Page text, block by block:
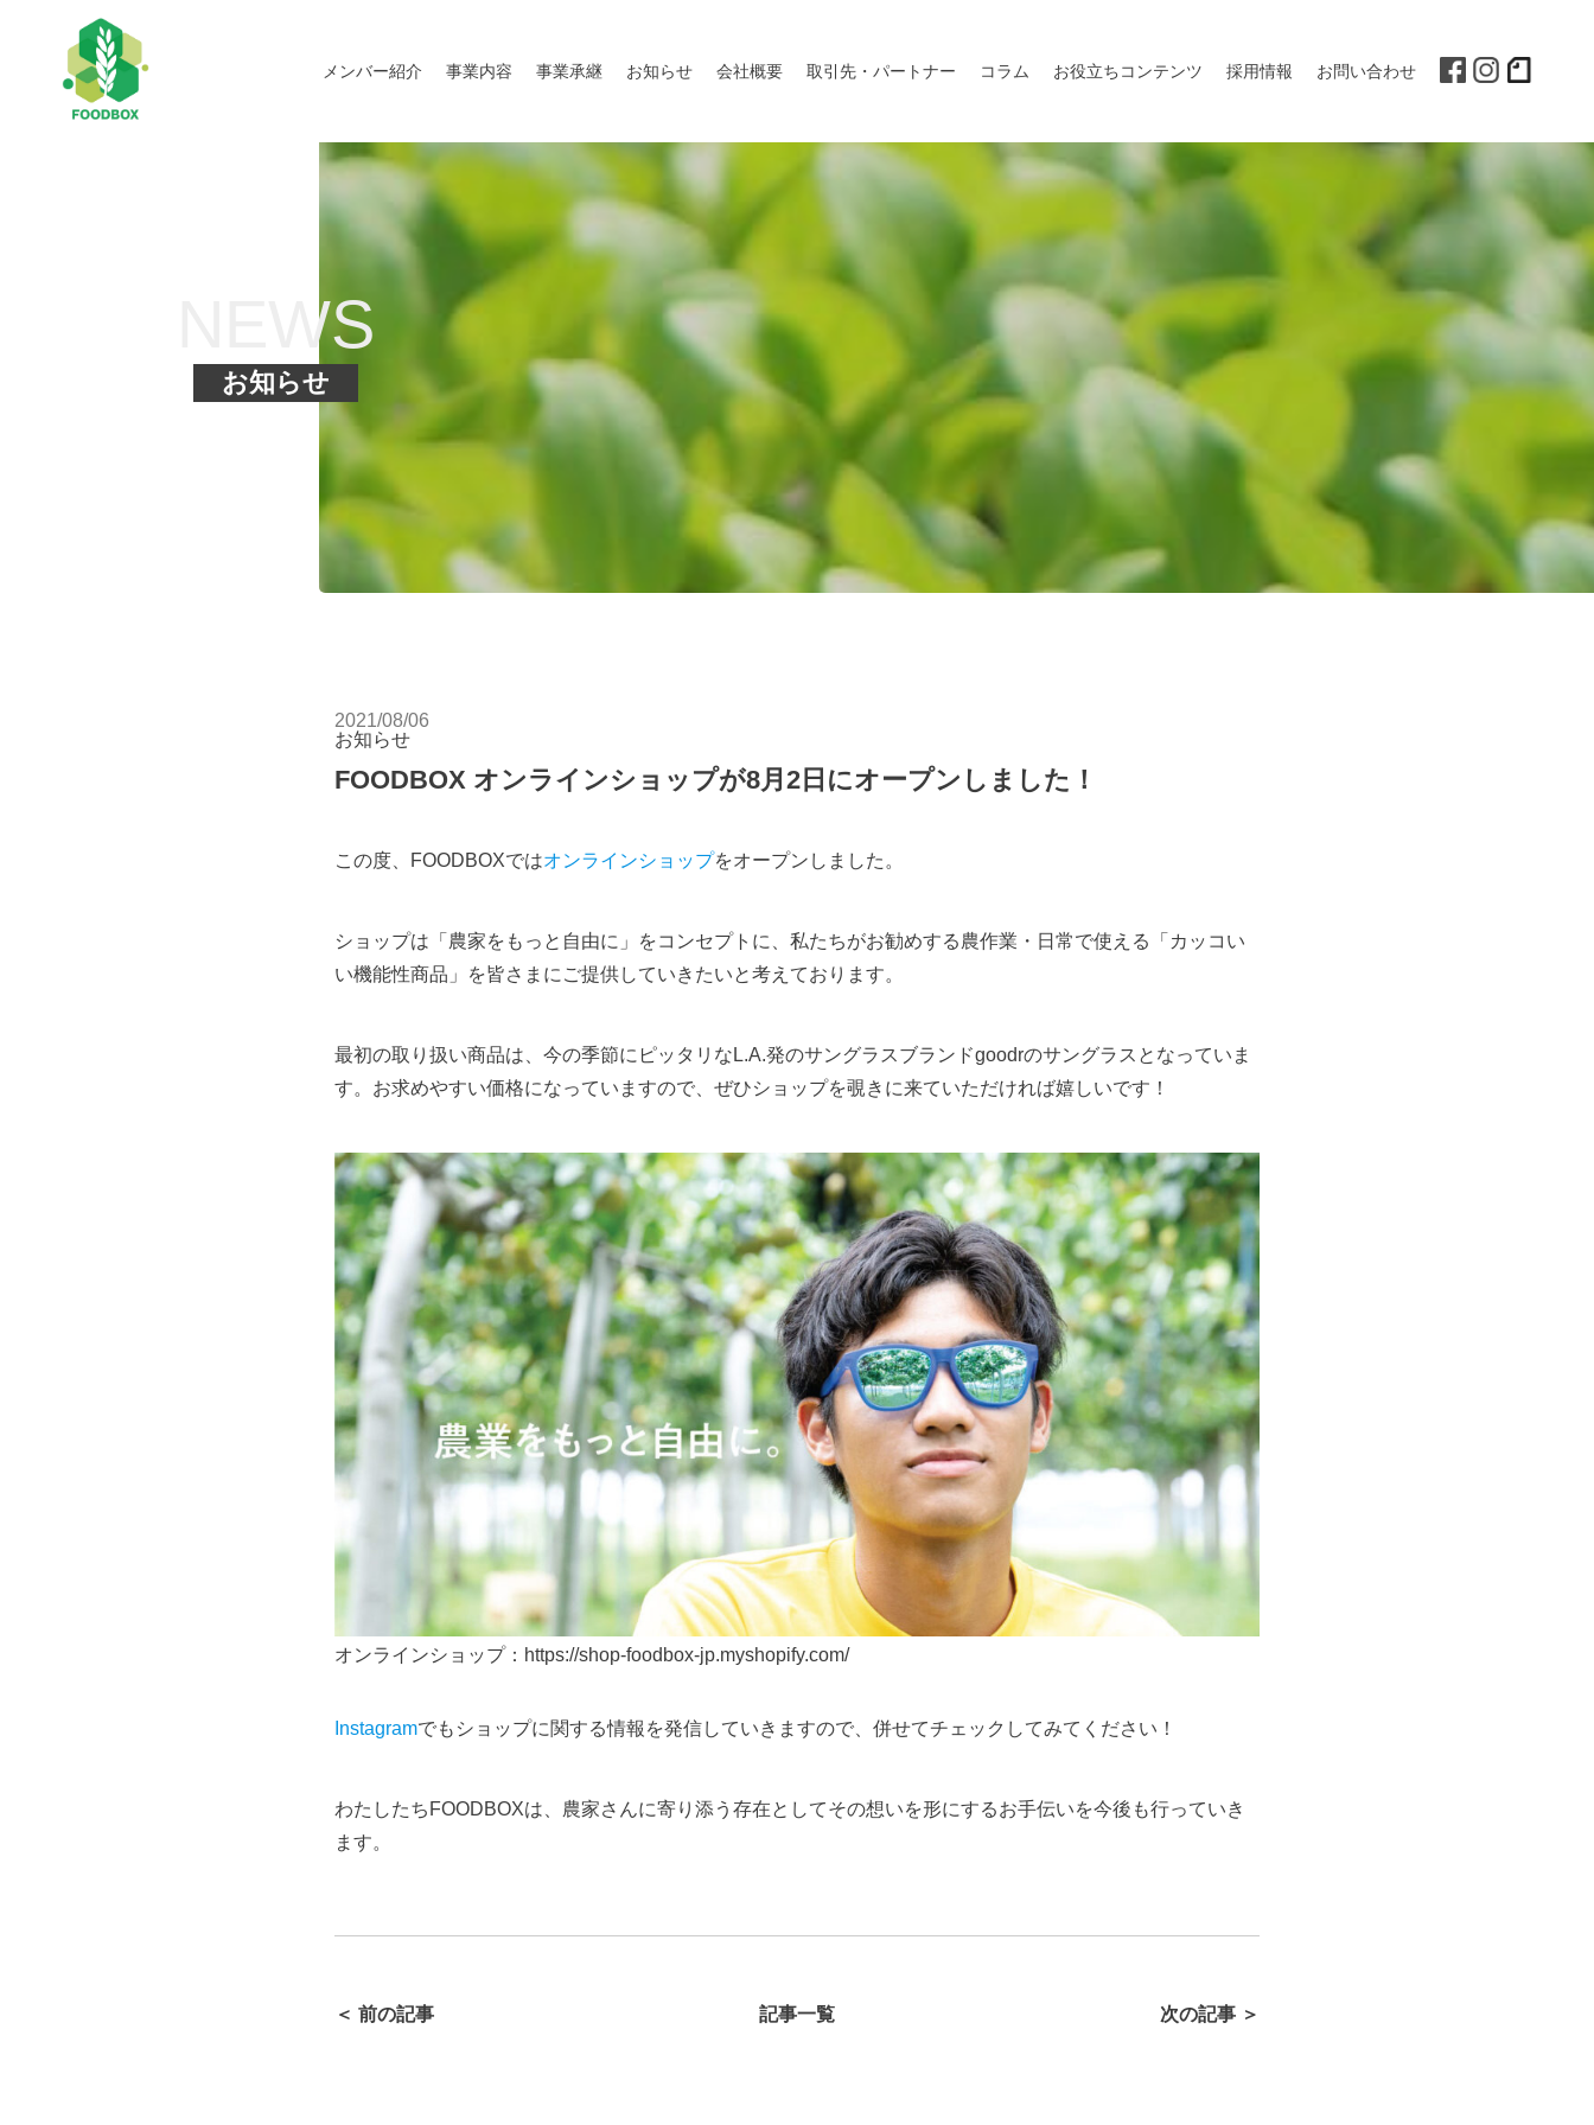
メンバー紹介 事業内容 事業承継 お知らせ 会社概要 取引先・パートナー コラム お役立ちコンテンツ 採用情報 お問い合わせ
NEWS
お知らせ
2021/08/06
お知らせ
FOODBOX オンラインショップが8月2日にオープンしました！
この度、FOODBOXではオンラインショップをオープンしました。
ショップは「農家をもっと自由に」をコンセプトに、私たちがお勧めする農作業・日常で使える「カッコい
い機能性商品」を皆さまにご提供していきたいと考えております。
最初の取り扱い商品は、今の季節にピッタリなL.A.発のサングラスブランドgoodrのサングラスとなっていま
す。お求めやすい価格になっていますので、ぜひショップを覗きに来ていただければ嬉しいです！
オンラインショップ： https://shop-foodbox-jp.myshopify.com/
Instagramでもショップに関する情報を発信していきますので、併せてチェックしてみてください！
わたしたちFOODBOXは、農家さんに寄り添う存在としてその想いを形にするお手伝いを今後も行っていき
ます。
＜ 前の記事 記事一覧 次の記事 ＞